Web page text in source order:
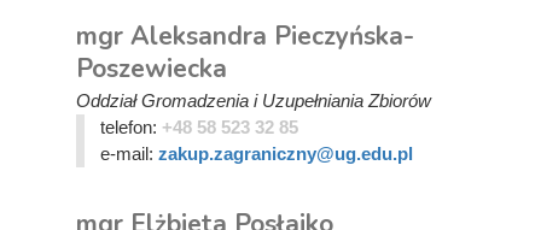
mgr Aleksandra Pieczyńska-
Poszewiecka
Oddział Gromadzenia i Uzupełniania Zbiorów
telefon: +48 58 523 32 85
e-mail: zakup.zagraniczny@ug.edu.pl